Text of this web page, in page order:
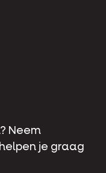
Neem
je graag